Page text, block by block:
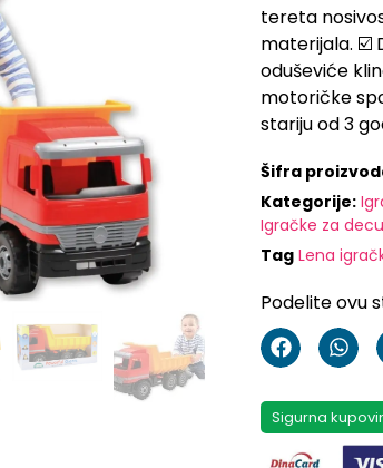
tereta
materijala. ☑️
oduševiće
motoričke
stariju od 3
Šifra
Kategorije:
Igračke za decu
Tag Lena
Podelite ovu
Sigurna